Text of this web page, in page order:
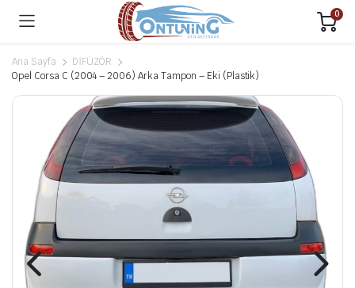
0
Ana Sayfa
DİFÜZÖR
Opel Corsa C (2004 – 2006) Arka Tampon – Eki (Plastik)